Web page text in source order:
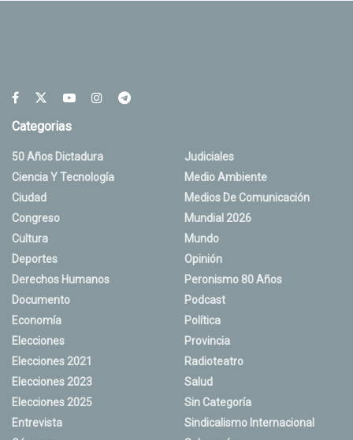
Categorias
50 Años Dictadura
Ciencia Y Tecnología
Ciudad
Congreso
Cultura
Deportes
Derechos Humanos
Documento
Economía
Elecciones
Elecciones 2021
Elecciones 2023
Elecciones 2025
Entrevista
Judiciales
Medio Ambiente
Medios De Comunicación
Mundial 2026
Mundo
Opinión
Peronismo 80 Años
Podcast
Política
Provincia
Radioteatro
Salud
Sin Categoría
Sindicalismo Internacional